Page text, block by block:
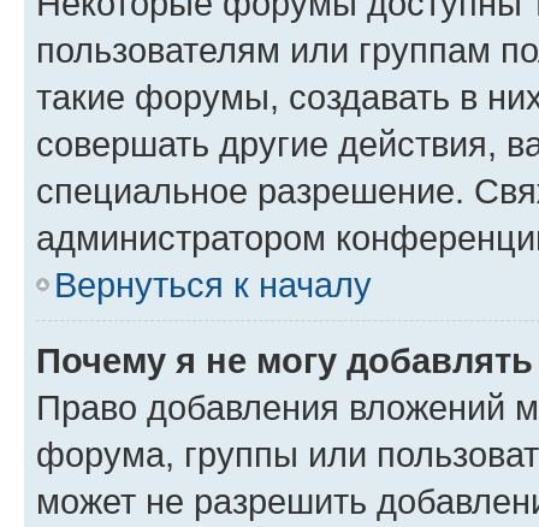
пользователям или группам
такие форумы, создавать в
совершать другие действия,
специальное разрешение.
администратором
Вернуться к началу
Почему я не могу
Право добавления вложений
форума, группы или
может не разрешить